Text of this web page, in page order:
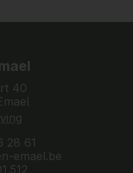
40
28 61
emael.be